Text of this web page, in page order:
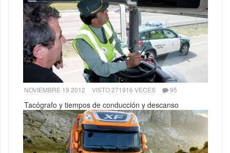
NOVIEMBRE 19 2012 VISTO 271916 VECES 95
Tacógrafo y tiempos de conducción y descanso